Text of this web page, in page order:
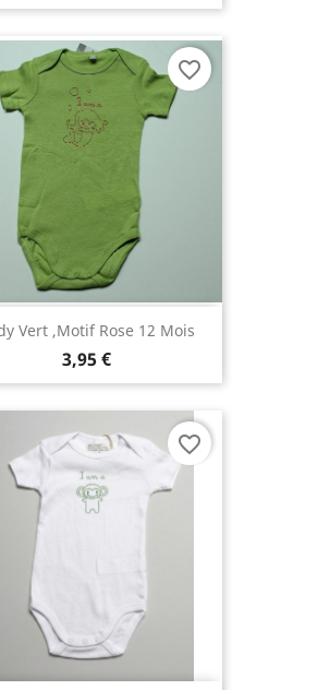
Vert ,motif Rose 12 Mois
3,95 €
favorite_border
favorite_border